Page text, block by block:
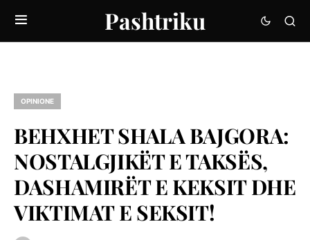
Pashtriku
OPINIONE
BEHXHET SHALA BAJGORA:
NOSTALGJIKËT E TAKSËS,
DASHAMIRËT E KEKSIT DHE
VIKTIMAT E SEKSIT!